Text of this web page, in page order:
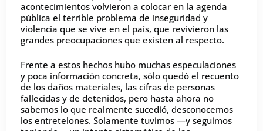
acontecimientos volvieron a colocar en la agenda
pública el terrible problema de inseguridad y
violencia que se vive en el país, que revivieron las
grandes preocupaciones que existen al respecto.
Frente a estos hechos hubo muchas especulaciones
y poca información concreta, sólo quedó el recuento
de los daños materiales, las cifras de personas
fallecidas y de detenidos, pero hasta ahora no
sabemos lo que realmente sucedió, desconocemos
los entretelones. Solamente tuvimos —y seguimos